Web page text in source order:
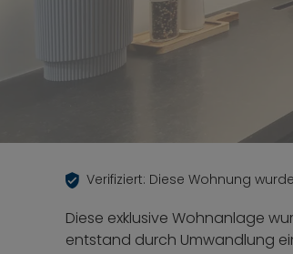
Verifiziert: Diese Wohnung
Diese exklusive Wohnanlage
entstand durch Umwandlung